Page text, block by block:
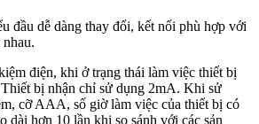
đầu dễ dàng thay đổi, kết nối phù hợp với
điện, khi ở trạng thái làm việc thiết bị
bị nhận chỉ sử dụng 2mA. Khi sử
cỡ AAA, số giờ làm việc của thiết bị có
dài hơn 10 lần khi so sánh với các sản